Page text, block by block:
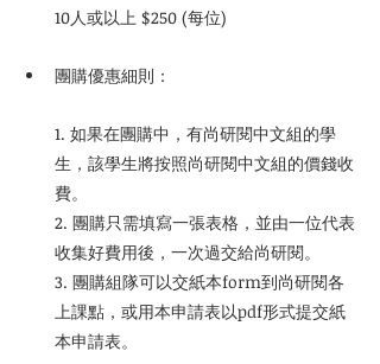
10人或以上 $250 (每位)
團購優惠細則：
1. 如果在團購中，有尚研閱中文組的學
生，該學生將按照尚研閱中文組的價錢收
費。
2. 團購只需填寫一張表格，並由一位代表
收集好費用後，一次過交給尚研閱。
3. 團購組隊可以交紙本form到尚研閱各
上課點，或用本申請表以pdf形式提交紙
本申請表。